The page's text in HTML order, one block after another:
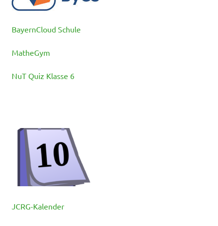
BayernCloud Schule
MatheGym
NuT Quiz Klasse 6
JCRG-Kalender